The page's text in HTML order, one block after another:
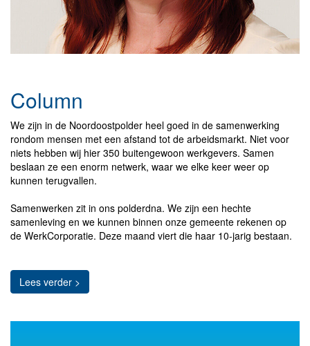
Column
We zijn in de Noordoostpolder heel goed in de samenwerking
rondom mensen met een afstand tot de arbeidsmarkt. Niet voor
niets hebben wij hier 350 buitengewoon werkgevers. Samen
beslaan ze een enorm netwerk, waar we elke keer weer op
kunnen terugvallen.
Samenwerken zit in ons polderdna. We zijn een hechte
samenleving en we kunnen binnen onze gemeente rekenen op
de WerkCorporatie. Deze maand viert die haar 10-jarig bestaan.
Lees verder >